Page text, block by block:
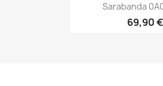
Sarabanda
69,90 €